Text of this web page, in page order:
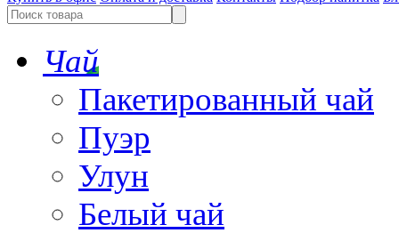
Чай
Пакетированный чай
Пуэр
Улун
Белый чай